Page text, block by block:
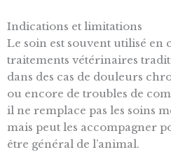
Indications et limitations
Le soin est souvent utilisé en
traitements vétérinaires
dans des cas de douleurs
ou encore de troubles de
il ne remplace pas les soins
mais peut les accompagner
être général de l’animal.